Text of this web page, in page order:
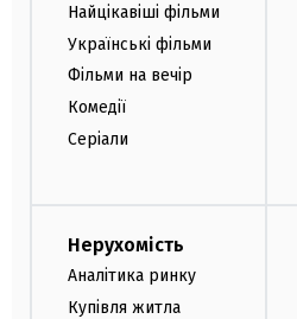
Найцікавіші фільми
Українські фільми
Фільми на вечір
Комедії
Серіали
Нерухомість
Аналітика ринку
Купівля житла